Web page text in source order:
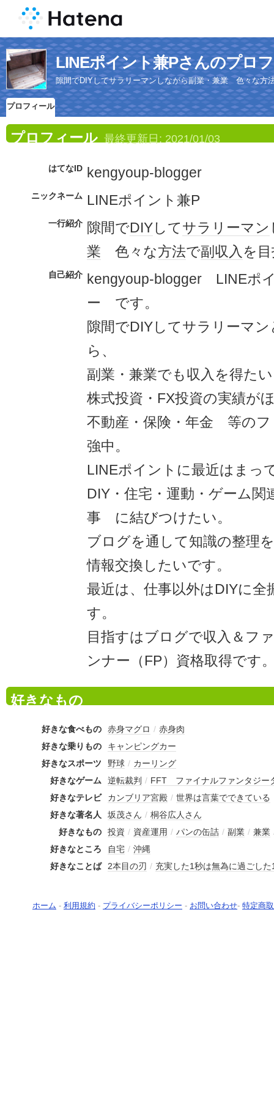
LINEポイント兼Pさんのプロ
隙間でDIYしてサラリーマンしながら副業・兼業 色々な方
プロフィール
プロフィール 最終更新日: 2021/01/03
はてなID kengyoup-blogger
ニックネーム LINEポイント兼P
一行紹介 隙間でDIYしてサラリーマン
業 色々な方法で副収入を
自己紹介
kengyoup-blogger LINEポ
ー です。
隙間でDIYしてサラリーマ
ら、
副業・兼業でも収入を得た
株式投資・FX投資の実績が
不動産・保険・年金 等のフ
強中。
LINEポイントに最近はまっ
DIY・住宅・運動・ゲーム
事 に結びつけたい。
ブログを通して知識の整理
情報交換したいです。
最近は、仕事以外はDIYに全
す。
目指すはブログで収入＆フ
ンナー（FP）資格取得です
好きなもの
好きな食べもの 赤身マグロ / 赤身肉
好きな乗りもの
キャンピングカー
好きなスポーツ
野球 / カーリング
好きなゲーム
逆転裁判 / FFT ファイナルファンタジー
好きなテレビ
カンブリア宮殿 / 世界は言葉でできている
好きな著名人
坂茂さん / 桐谷広人さん
好きなもの
投資 / 資産運用 / パンの缶詰 / 副業 / 兼業
好きなところ
自宅 / 沖縄
好きなことば
2本目の刃 / 充実した1秒は無為に過ごし
ホーム - 利用規約 - プライバシーポリシー - お問い合わせ- 特定商